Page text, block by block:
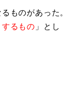
ものがあった。
するもの 」とし